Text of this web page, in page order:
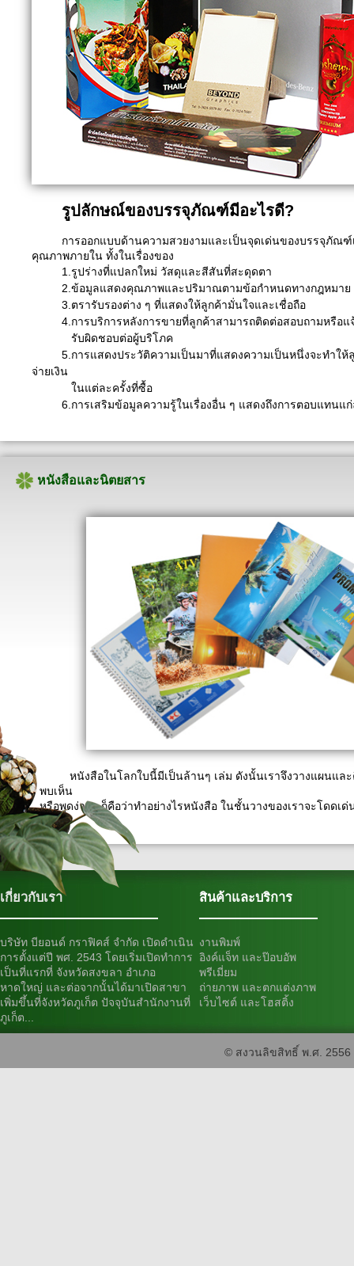
รูปลักษณ์ของบรรจุภัณฑ์มีอะไรดี?
การออกแบบด้านความสวยงามและเป็นจุดเด่นของบรรจุภัณ
คุณภาพภายใน ทั้งในเรื่องของ
1.รูปร่างที่แปลกใหม่ วัสดุและสีสันที่สะดุดตา
2.ข้อมูลแสดงคุณภาพและปริมาณตามข้อกำหนดทางกฎหมาย
3.ตรารับรองต่าง ๆ ที่แสดงให้ลูกค้ามั่นใจและเชื่อถือ
4.การบริการหลังการขายที่ลูกค้าสามารถติดต่อสอบถามหรือ
รับผิดชอบต่อผู้บริโภค
5.การแสดงประวัติความเป็นมาที่แสดงความเป็นหนึ่งจะทำใ
จ่ายเงิน
ในแต่ละครั้งที่ซื้อ
6.การเสริมข้อมูลความรู้ในเรื่องอื่น ๆ แสดงถึงการตอบแทนแ
หนังสือและนิตยสาร
หนังสือในโลกใบนี้มีเป็นล้านๆ เล่ม ดังนั้นเราจึงวางแผนแ
พบเห็น
หรือพูดง่ายๆ ก็คือว่าทำอย่างไรหนังสือ ในชั้นวางของเราจะโดดเด่
เกี่ยวกับเรา
บริษัท บียอนด์ กราฟิคส์ จำกัด เปิดดำเนิน
การตั้งแต่ปี พศ. 2543 โดยเริ่มเปิดทำการ
เป็นที่แรกที่ จังหวัดสงขลา อำเภอ
หาดใหญ่ และต่อจากนั้นได้มาเปิดสาขา
เพิ่มขึ้นที่จังหวัดภูเก็ต ปัจจุบันสำนักงานที่
ภูเก็ต...
สินค้าและบริการ
งานพิมพ์
อิงค์แจ็ท และป๊อบอัพ
พรีเมี่ยม
ถ่ายภาพ และตกแต่งภาพ
เว็บไซต์ และโฮสติ้ง
© สงวนลิขสิทธิ์ พ.ศ.